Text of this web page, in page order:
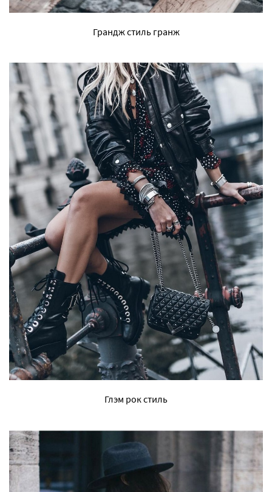
Грандж стиль гранж
Глэм рок стиль